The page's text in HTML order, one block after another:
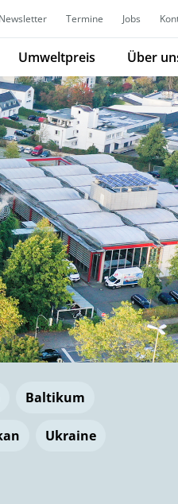
Newsletter Termine Jobs
Umweltpreis Über
Baltikum
Ukraine